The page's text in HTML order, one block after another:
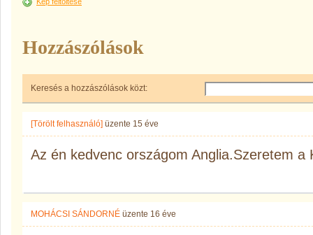
Hozzászólások
Keresés a hozzászólások közt:
[Törölt felhasználó] üzente 15 éve
Az én kedvenc országom Anglia.Szeretem a
MOHÁCSI SÁNDORNÉ üzente 16 éve